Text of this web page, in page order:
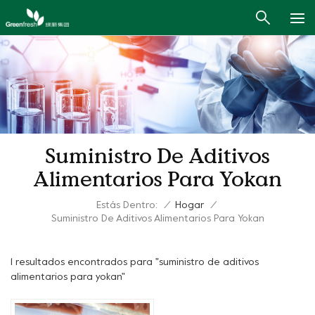
Suministro De Aditivos
Alimentarios Para Yokan
Estás Dentro: / Hogar
/
Suministro De Aditivos Alimentarios Para Yokan
1 resultados encontrados para "suministro de aditivos
alimentarios para yokan"